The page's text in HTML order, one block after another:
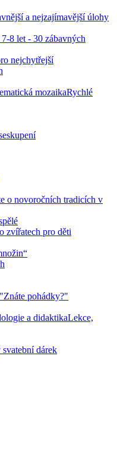
a nejzajímavější úlohy
8 let - 30 zábavných
nejchytřejší
mozaikaRychlé
o novoročních tradicích v
zvířatech pro děti
pohádky?"
a didaktikaLekce,
dárek